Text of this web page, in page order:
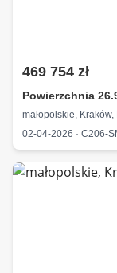
469 754 zł
Powierzchnia
małopolskie, Kraków,
02-04-2026 · C206-